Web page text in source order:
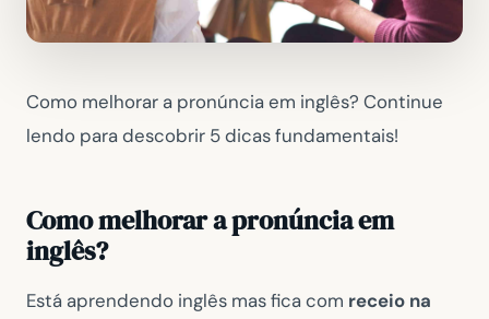
Como melhorar a pronúncia em inglês? Continue
lendo para descobrir 5 dicas fundamentais!
Como melhorar a pronúncia em
inglês?
Está aprendendo inglês mas fica com receio na